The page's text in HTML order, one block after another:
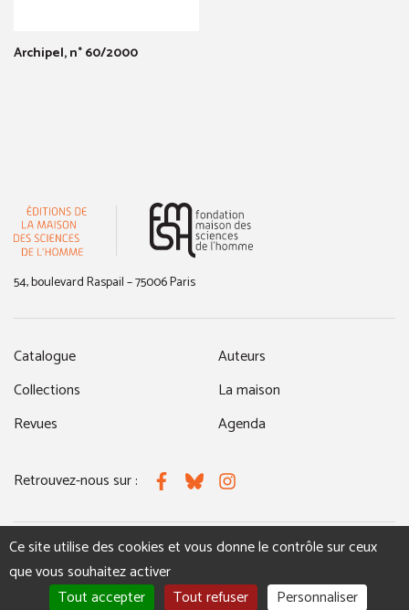
Archipel, n° 60/2000
54, boulevard Raspail – 75006 Paris
Catalogue
Collections
Revues
Auteurs
La maison
Agenda
Retrouvez-nous sur : FacebookBlueskyInstagram
Ce site utilise des cookies et vous donne le contrôle sur ceux
que vous souhaitez activer
Tout accepter
Tout refuser Personnaliser